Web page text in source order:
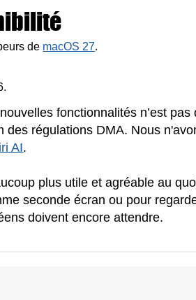
de macOS 27.
fonctionnalités n’est pas
des régulations DMA. Nous
AI.
plus utile et agréable au
seconde écran ou pour
doivent encore attendre.